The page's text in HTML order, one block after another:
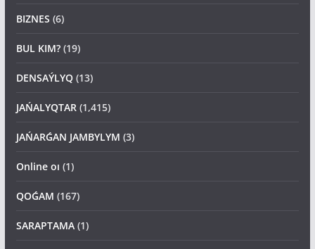
BIZNES (6)
BUL KIM?(19)
DENSAÝLYQ(13)
JAŃALYQTAR(1,415)
JAŃARǴAN JAMBYLYM (3)
Online oı (1)
QOǴAM (167)
SARAPTAMA(1)